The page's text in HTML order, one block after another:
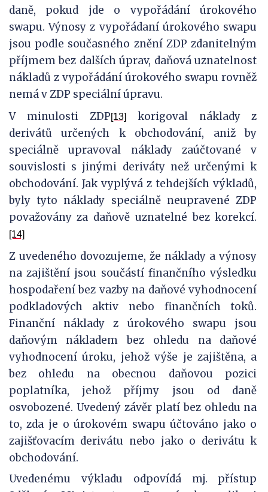
daně, pokud jde o vypořádání úrokového
swapu. Výnosy z vypořádaní úrokového swapu
jsou podle současného znění ZDP zdanitelným
příjmem bez dalších úprav, daňová uznatelnost
nákladů z vypořádání úrokového swapu rovněž
nemá v ZDP speciální úpravu.
V minulosti ZDP[13]korigoval náklady z
derivátů určených k obchodování, aniž by
speciálně upravoval náklady zaúčtované v
souvislosti s jinými deriváty než určenými k
obchodování. Jak vyplývá z tehdejších výkladů,
byly tyto náklady speciálně neupravené ZDP
považovány za daňově uznatelné bez korekcí.
[14]
Z uvedeného dovozujeme, že náklady a výnosy
na zajištění jsou součástí finančního výsledku
hospodaření bez vazby na daňové vyhodnocení
podkladových aktiv nebo finančních toků.
Finanční náklady z úrokového swapu jsou
daňovým nákladem bez ohledu na daňové
vyhodnocení úroku, jehož výše je zajištěna, a
bez ohledu na obecnou daňovou pozici
poplatníka, jehož příjmy jsou od daně
osvobozené. Uvedený závěr platí bez ohledu na
to, zda je o úrokovém swapu účtováno jako o
zajišťovacím derivátu nebo jako o derivátu k
obchodování.
Uvedenému výkladu odpovídá mj. přístup